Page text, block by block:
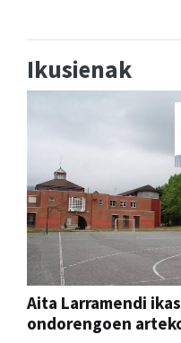
Ikusienak
Aita Larramendi
ondorengoen